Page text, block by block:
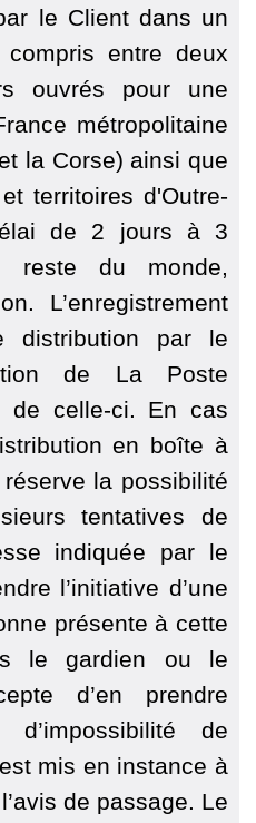
le Client dans un
compris entre deux
ouvrés pour une
métropolitaine
la Corse) ainsi que
territoires d'Outre-
de 2 jours à 3
reste du monde,
L’enregistrement
distribution par le
de La Poste
de celle-ci. En cas
en boîte à
la possibilité
tentatives de
indiquée par le
l’initiative d’une
présente à cette
le gardien ou le
d’en prendre
de
mis en instance à
de passage. Le